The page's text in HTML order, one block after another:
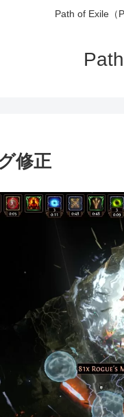
Path of Exile（
修正